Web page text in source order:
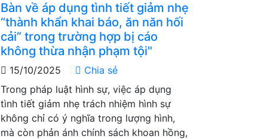
Bàn về áp dụng tình tiết giảm nhẹ
“thành khẩn khai báo, ăn năn hối
cải” trong trường hợp bị cáo
không thừa nhận phạm tội"
15/10/2025
Chia sẻ
Trong pháp luật hình sự, việc áp dụng
tình tiết giảm nhẹ trách nhiệm hình sự
không chỉ có ý nghĩa trong lượng hình,
mà còn phản ánh chính sách khoan hồng,